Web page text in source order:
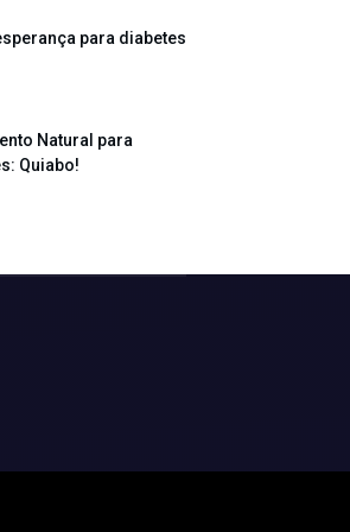
para diabetes
Natural para
Quiabo!